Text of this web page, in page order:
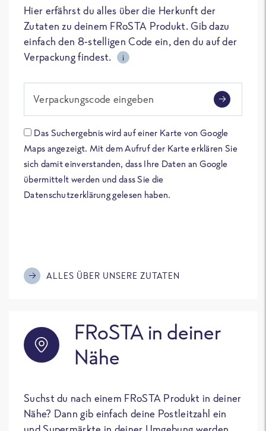
Hier erfährst du alles über die Herkunft der
Zutaten zu deinem FRoSTA Produkt. Gib dazu
einfach den 8-stelligen Code ein, den du auf der
Verpackung findest.
i
Verpackungscode eingeben
Das Suchergebnis wird auf einer Karte von Google
Maps angezeigt. Mit dem Aufruf der Karte erklären Sie
sich damit einverstanden, dass Ihre Daten an Google
übermittelt werden und dass Sie die
Datenschutzerklärung gelesen haben.
ALLES ÜBER UNSERE ZUTATEN
FRoSTA in deiner
Nähe
Suchst du nach einem FRoSTA Produkt in deiner
Nähe? Dann gib einfach deine Postleitzahl ein